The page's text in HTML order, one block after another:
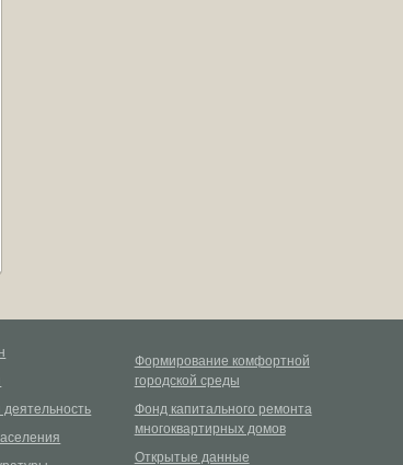
Формирование комфортной
городской среды
Фонд капитального ремонта
многоквартирных домов
Открытые данные